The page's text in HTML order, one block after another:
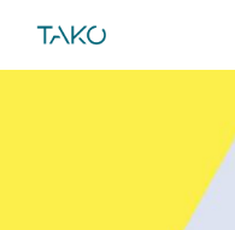
Siirry
TAKO